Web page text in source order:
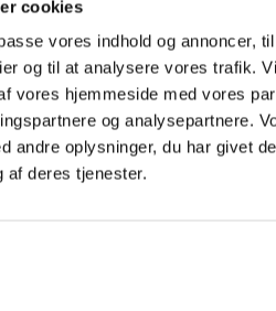
cookies
vores indhold og annoncer,
og til at analysere vores trafik.
vores hjemmeside med vores
og analysepartnere.
andre oplysninger, du har givet
af deres tjenester.